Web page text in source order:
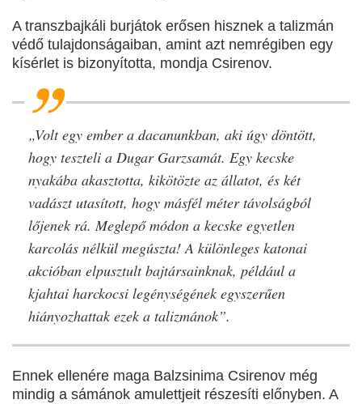
A transzbajkáli burjátok erősen hisznek a talizmán
védő tulajdonságaiban, amint azt nemrégiben egy
kísérlet is bizonyította, mondja Csirenov.
„Volt egy ember a dacanunkban, aki úgy döntött,
hogy teszteli a Dugar Garzsamát. Egy kecske
nyakába akasztotta, kikötözte az állatot, és két
vadászt utasított, hogy másfél méter távolságból
lőjenek rá. Meglepő módon a kecske egyetlen
karcolás nélkül megúszta! A különleges katonai
akcióban elpusztult bajtársainknak, például a
kjahtai harckocsi legénységének egyszerűen
hiányozhattak ezek a talizmánok”.
Ennek ellenére maga Balzsinima Csirenov még
mindig a sámánok amulettjeit részesíti előnyben. A